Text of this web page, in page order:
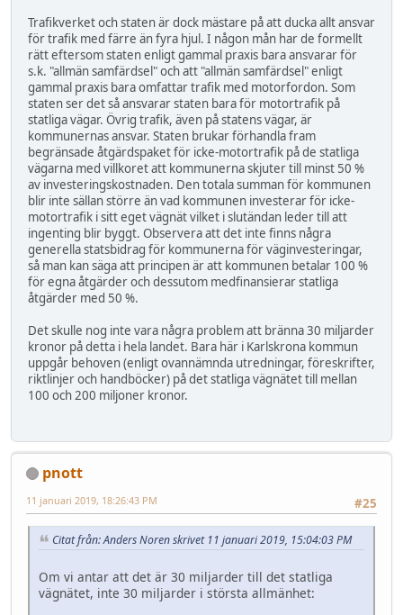
Trafikverket och staten är dock mästare på att ducka allt ansvar
för trafik med färre än fyra hjul. I någon mån har de formellt
rätt eftersom staten enligt gammal praxis bara ansvarar för
s.k. "allmän samfärdsel" och att "allmän samfärdsel" enligt
gammal praxis bara omfattar trafik med motorfordon. Som
staten ser det så ansvarar staten bara för motortrafik på
statliga vägar. Övrig trafik, även på statens vägar, är
kommunernas ansvar. Staten brukar förhandla fram
begränsade åtgärdspaket för icke-motortrafik på de statliga
vägarna med villkoret att kommunerna skjuter till minst 50 %
av investeringskostnaden. Den totala summan för kommunen
blir inte sällan större än vad kommunen investerar för icke-
motortrafik i sitt eget vägnät vilket i slutändan leder till att
ingenting blir byggt. Observera att det inte finns några
generella statsbidrag för kommunerna för väginvesteringar,
så man kan säga att principen är att kommunen betalar 100 %
för egna åtgärder och dessutom medfinansierar statliga
åtgärder med 50 %.
Det skulle nog inte vara några problem att bränna 30 miljarder
kronor på detta i hela landet. Bara här i Karlskrona kommun
uppgår behoven (enligt ovannämnda utredningar, föreskrifter,
riktlinjer och handböcker) på det statliga vägnätet till mellan
100 och 200 miljoner kronor.
pnott
#25
11 januari 2019, 18:26:43 PM
Citat från: Anders Noren skrivet 11 januari 2019, 15:04:03 PM
Om vi antar att det är 30 miljarder till det statliga
vägnätet, inte 30 miljarder i största allmänhet: